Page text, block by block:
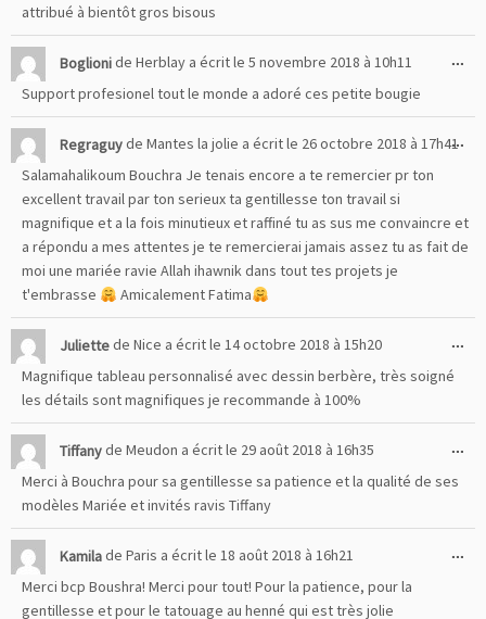
attribué à bientôt gros bisous
Boglionide Herblay a écrit le 5 novembre 2018 à 10h11
Support profesionel tout le monde a adoré ces petite bougie
...
Regraguyde Mantes la jolie a écrit le 26 octobre 2018 à 17h41
Salamahalikoum Bouchra Je tenais encore a te remercier pr ton
excellent travail par ton serieux ta gentillesse ton travail si
magnifique et a la fois minutieux et raffiné tu as sus me convaincre et
a répondu a mes attentes je te remercierai jamais assez tu as fait de
moi une mariée ravie Allah ihawnik dans tout tes projets je
t'embrasse
Amicalement Fatima
...
Juliettede Nice a écrit le 14 octobre 2018 à 15h20
Magnifique tableau personnalisé avec dessin berbère, très soigné
les détails sont magnifiques je recommande à 100%
...
Tiffanyde Meudon a écrit le 29 août 2018 à 16h35
Merci à Bouchra pour sa gentillesse sa patience et la qualité de ses
modèles Mariée et invités ravis Tiffany
...
Kamilade Paris a écrit le 18 août 2018 à 16h21
Merci bcp Boushra! Merci pour tout! Pour la patience, pour la
gentillesse et pour le tatouage au henné qui est très jolie
...